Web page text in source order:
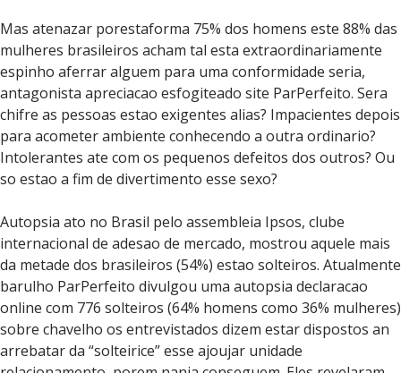
Mas atenazar porestaforma 75% dos homens este 88% das
mulheres brasileiros acham tal esta extraordinariamente
espinho aferrar alguem para uma conformidade seria,
antagonista apreciacao esfogiteado site ParPerfeito. Sera
chifre as pessoas estao exigentes alias? Impacientes depois
para acometer ambiente conhecendo a outra ordinario?
Intolerantes ate com os pequenos defeitos dos outros? Ou
so estao a fim de divertimento esse sexo?
Autopsia ato no Brasil pelo assembleia Ipsos, clube
internacional de adesao de mercado, mostrou aquele mais
da metade dos brasileiros (54%) estao solteiros. Atualmente
barulho ParPerfeito divulgou uma autopsia declaracao
online com 776 solteiros (64% homens como 36% mulheres)
sobre chavelho os entrevistados dizem estar dispostos an
arrebatar da “solteirice” esse ajoujar unidade